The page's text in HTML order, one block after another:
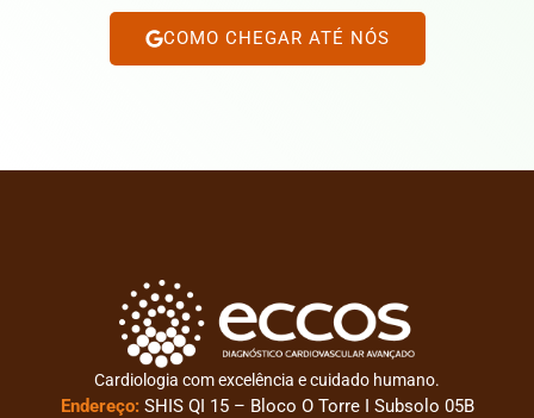
COMO CHEGAR ATÉ NÓS
Cardiologia com excelência e cuidado humano.
Endereço: SHIS QI 15 – Bloco O Torre I Subsolo 05B